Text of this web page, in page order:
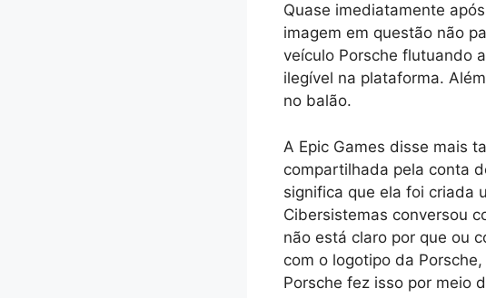
Quase imediatamente
imagem em questão não
veículo Porsche flutuando
ilegível na plataforma.
no balão.
A Epic Games disse mais
compartilhada pela conta
significa que ela foi criada
Cibersistemas conversou
não está claro por que ou
com o logotipo da
Porsche fez isso por meio